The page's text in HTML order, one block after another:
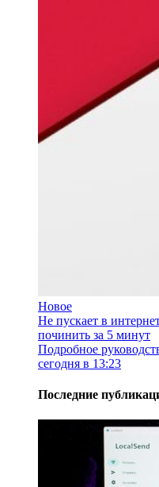
Новое
Не пускает в
починить за 5 минут
Подробное
сегодня в 13:23
Последние